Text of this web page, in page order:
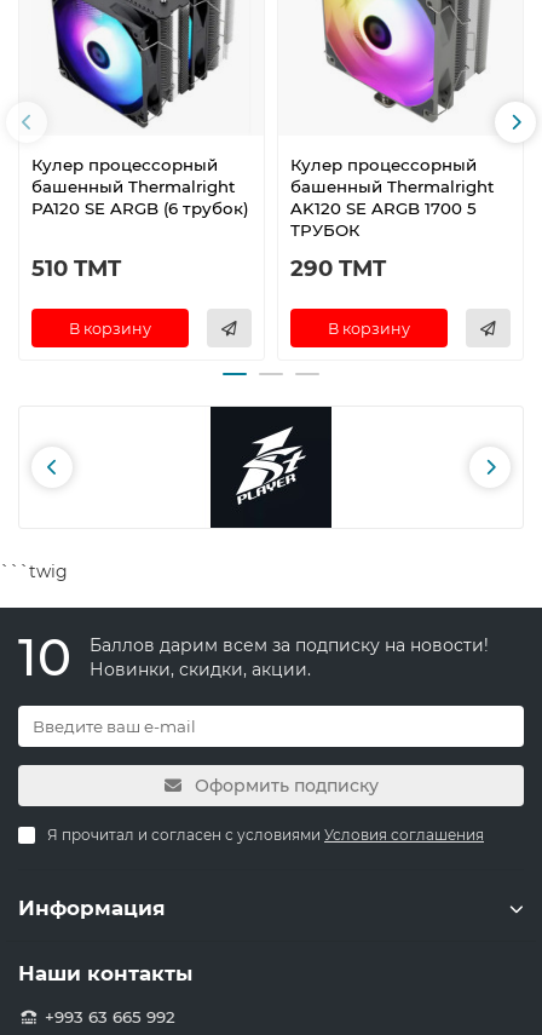
Кулер процессорный
башенный Thermalright
PA120 SE ARGB (6 трубок)
510 TMT
В корзину
Кулер процессорный
башенный Thermalright
AK120 SE ARGB 1700 5
ТРУБОК
290 TMT
В корзину
```twig
10
Баллов дарим всем за подписку на новости!
Новинки, скидки, акции.
Оформить подписку
Я прочитал и согласен с условиями Условия соглашения
Информация
Наши контакты
+993 63 665 992